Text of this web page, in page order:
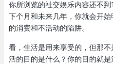
你所浏览的社交娱乐内容还不到
下个月和未来几年，你就会开
的消费和不活动的陷阱。
看，生活是用来享受的，但那
活的目的是什么？你的目的就